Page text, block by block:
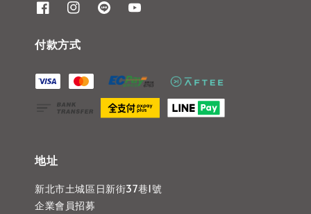
付款方式
地址
新北市土城區日新街37巷1號
企業會員招募